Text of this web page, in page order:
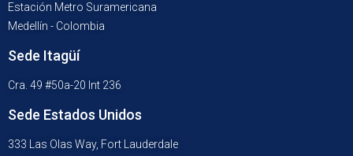
Estación Metro Suramericana
Medellín - Colombia
Sede Itagüí
Cra. 49 #50a-20 Int 236
Sede Estados Unidos
333 Las Olas Way, Fort Lauderdale